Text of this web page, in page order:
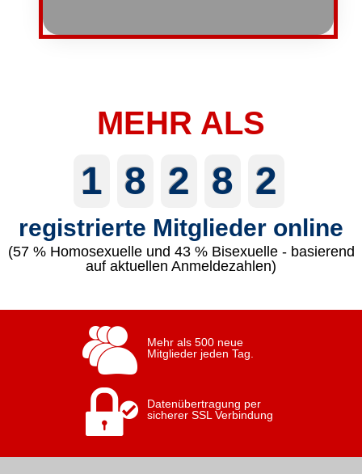
MEHR ALS
1 8 2 8 2
registrierte Mitglieder online
(57 % Homosexuelle und 43 % Bisexuelle - basierend
auf aktuellen Anmeldezahlen)
Mehr als 500 neue
Mitglieder jeden Tag.
Datenübertragung per
sicherer SSL Verbindung